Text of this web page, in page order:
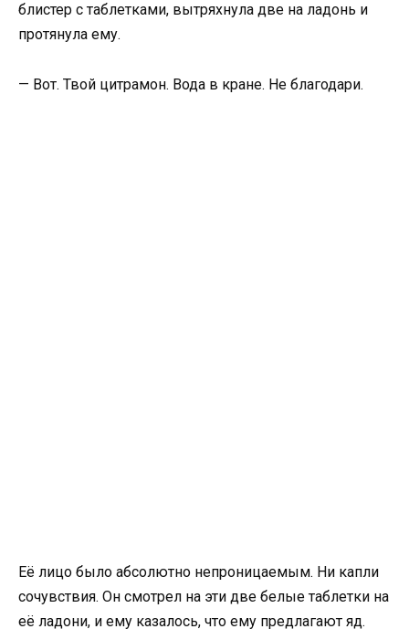
блистер с таблетками, вытряхнула две на ладонь и
протянула ему.
— Вот. Твой цитрамон. Вода в кране. Не благодари.
Её лицо было абсолютно непроницаемым. Ни капли
сочувствия. Он смотрел на эти две белые таблетки на
её ладони, и ему казалось, что ему предлагают яд.